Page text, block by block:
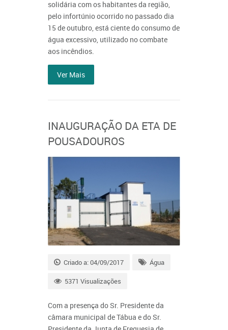
solidária com os habitantes da região,
pelo infortúnio ocorrido no passado dia
15 de outubro, está ciente do consumo de
água excessivo, utilizado no combate
aos incêndios.
Ver Mais
INAUGURAÇÃO DA ETA DE
POUSADOUROS
Criado a: 04/09/2017 Água
5371 Visualizações
Com a presença do Sr. Presidente da
câmara municipal de Tábua e do Sr.